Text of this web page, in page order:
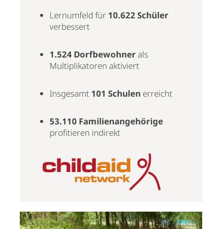
Lernumfeld für 10.622 Schüler
verbessert
1.524 Dorfbewohnerals
Multiplikatoren aktiviert
Insgesamt 101 Schulen erreicht
53.110 Familienangehörige
profitieren indirekt